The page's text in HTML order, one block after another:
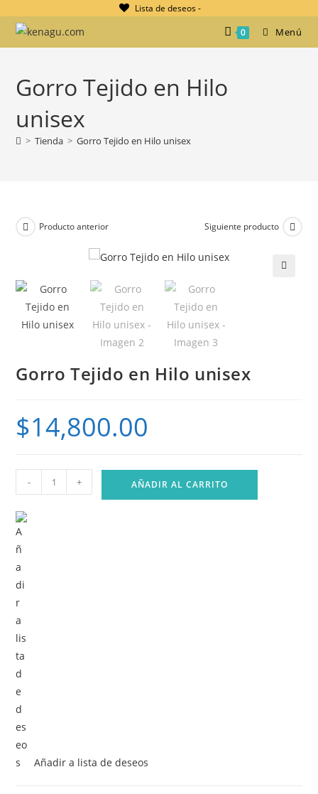
Lista de deseos -
0
Menú
Gorro Tejido en Hilo
unisex
> Tienda > Gorro Tejido en Hilo unisex
Producto anterior Siguiente producto
Gorro Tejido en Hilo unisex
$14,800.00
Tejido
en
Hilo
unisex
cantidad
- + AÑADIR AL CARRITO
Añadir a lista de deseos